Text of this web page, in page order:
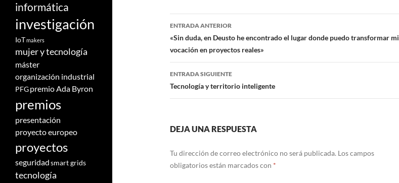
Navegación
de
entradas
ENTRADA ANTERIOR
«Sin duda, en Deusto he encontrado el lugar donde puedo transformar mi
vocación en proyectos reales»
ENTRADA SIGUIENTE
Tecnología y territorio inteligente
DEJA UNA RESPUESTA
Tu dirección de correo electrónico no será publicada. Los campos
obligatorios están marcados con *
informática
investigación
IoTmakers
mujer y tecnología
máster
organización industrial
PFGpremio Ada Byron
premios
presentación
proyecto europeo
proyectos
seguridadsmart grids
tecnología